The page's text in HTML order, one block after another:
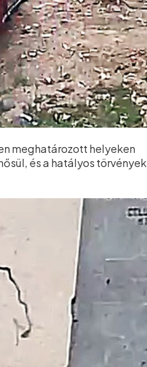
meghatározott helyeken
és a hatályos törvények